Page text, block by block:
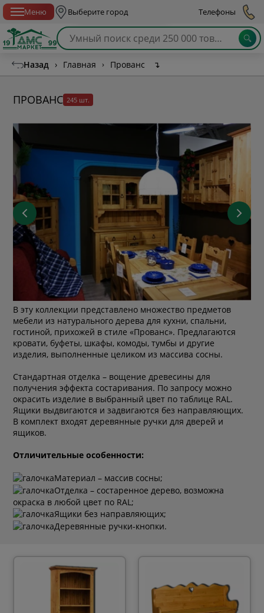
Меню Выберите город Телефоны
Назад › Главная › Прованс ↴
ПРОВАНС 245 шт.
В эту коллекции представлено множество предметов
мебели из натурального дерева для кухни, спальни,
гостиной, прихожей в стиле «Прованс». Предлагаются
кровати, буфеты, шкафы, комоды, тумбы и другие
изделия, выполненные целиком из массива сосны.
Стандартная отделка – вощение древесины для
получения эффекта состаривания. По запросу можно
окрасить изделие в выбранный цвет по таблице RAL.
Ящики выдвигаются и задвигаются без направляющих.
В комплект входят деревянные ручки для дверей и
ящиков.
Отличительные особенности:
Материал – массив сосны;
Отделка – состаренное дерево, возможна
окраска в любой цвет по RAL;
Ящики без направляющих;
Деревянные ручки-кнопки.